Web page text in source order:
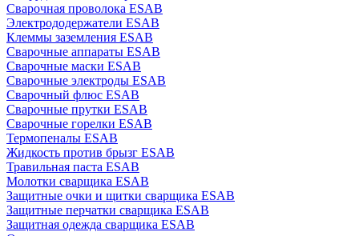
Сварочная проволока ESAB
Электрододержатели ESAB
Клеммы заземления ESAB
Сварочные аппараты ESAB
Сварочные маски ESAB
Сварочные электроды ESAB
Сварочный флюс ESAB
Сварочные прутки ESAB
Сварочные горелки ESAB
Термопеналы ESAB
Жидкость против брызг ESAB
Травильная паста ESAB
Молотки сварщика ESAB
Защитные очки и щитки сварщика ESAB
Защитные перчатки сварщика ESAB
Защитная одежда сварщика ESAB